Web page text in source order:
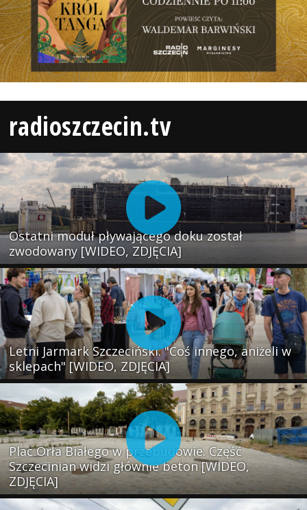
radioszczecin.tv
Ostatni moduł pływającego doku został
zwodowany [WIDEO, ZDJĘCIA]
Letni Jarmark Szczeciński. "Coś innego, aniżeli w
sklepach" [WIDEO, ZDJĘCIA]
Plac Orła Białego w przebudowie. Część
Szczecinian widzi głównie beton [WIDEO,
ZDJĘCIA]